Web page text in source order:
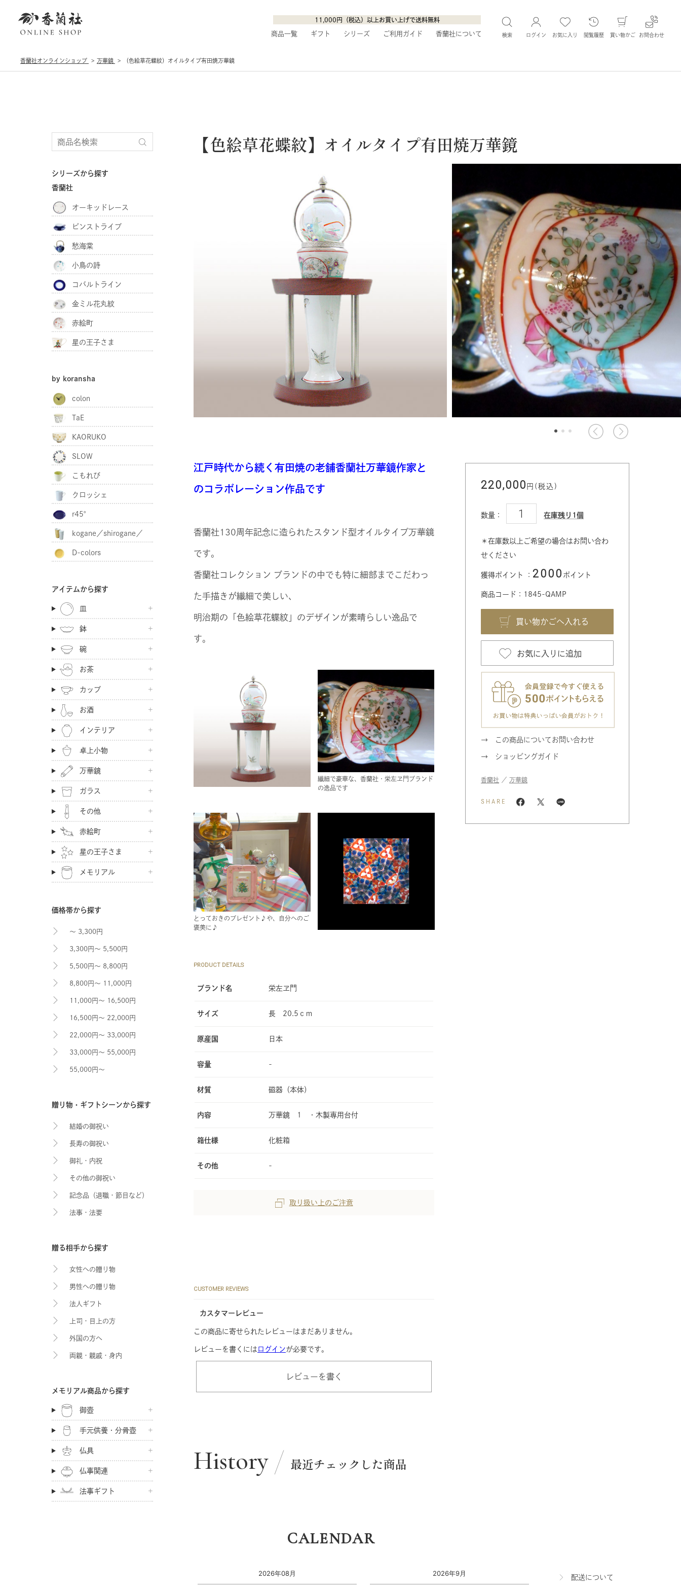
11,000円（税込）以上お買い上げで送料無料
商品一覧 ギフト シリーズ ご利用ガイド 香蘭社について 検索 ログイン お気に入り 閲覧履歴 買い物かご お問合わせ
香蘭社オンラインショップ 万華鏡 （色絵草花蝶紋）オイルタイプ有田焼万華鏡
【色絵草花蝶紋】オイルタイプ有田焼万華鏡
江戸時代から続く有田焼の老舗香蘭社万華鏡作家と
のコラボレーション作品です
香蘭社130周年記念に造られたスタンド型オイルタイプ万華鏡
です。
香蘭社コレクション ブランドの中でも特に細部までこだわっ
た手描きが繊細で美しい、
明治期の「色絵草花蝶紋」のデザインが素晴らしい逸品で
す。
繊細で豪華な、香蘭社・栄左ヱ門ブランド
の逸品です
とっておきのプレゼント♪や、自分へのご
褒美に♪
PRODUCT DETAILS
ブランド名 栄左ヱ門
サイズ 長 20.5ｃｍ
原産国 日本
容量 -
材質 磁器（本体）
内容 万華鏡 1 ・木製専用台付
箱仕様 化粧箱
その他 -
取り扱い上のご注意
CUSTOMER REVIEWS
カスタマーレビュー
この商品に寄せられたレビューはまだありません。
レビューを書くには ログインが必要です。
レビューを書く
220,000 円(税込)
数量： 在庫残り1個
＊在庫数以上ご希望の場合はお問い合わ
せください
獲得ポイント ： 2000 ポイント
商品コード：1845-QAMP
お気に入りに追加
この商品についてお問い合わせ
ショッピングガイド
香蘭社 ／ 万華鏡
SHARE
History 最近チェックした商品
CALENDAR
配送について
シリーズから探す
香蘭社
オーキッドレース
ピンストライプ
愁海棠
小鳥の詩
コバルトライン
金ミル花丸紋
赤絵町
星の王子さま
by koransha
colon
TaE
KAORUKO
SLOW
こもれび
クロッシェ
r45°
kogane／shirogane／
akaganeD-colors
アイテムから探す
皿
鉢
碗
お茶
カップ
お酒
インテリア
卓上小物
万華鏡
ガラス
その他
赤絵町
星の王子さま
メモリアル
価格帯から探す
～ 3,300円
3,300円～ 5,500円
5,500円～ 8,800円
8,800円～ 11,000円
11,000円～ 16,500円
16,500円～ 22,000円
22,000円～ 33,000円
33,000円～ 55,000円
55,000円～
贈り物・ギフトシーンから探す
結婚の御祝い
長寿の御祝い
御礼・内祝
その他の御祝い
記念品（退職・節目など）
法事・法要
贈る相手から探す
女性への贈り物
男性への贈り物
法人ギフト
上司・目上の方
外国の方へ
両親・親戚・身内
メモリアル商品から探す
御壺
手元供養・分骨壺
仏具
仏事関連
法事ギフト